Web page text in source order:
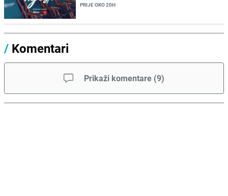
PRIJE OKO 20H
/ Komentari
Prikaži komentare (9)